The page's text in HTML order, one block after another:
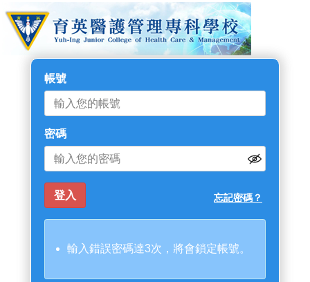
帳號
密碼
忘記密碼？
輸入錯誤密碼達3次，將會鎖定帳號。